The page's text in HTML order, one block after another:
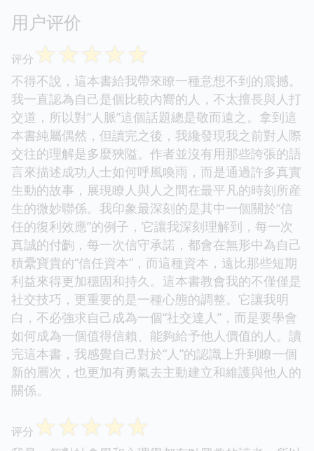
用户评价
评分 ☆☆☆☆☆
不得不說，這本書給我帶來瞭一種意想不到的震撼。
我一直認為自己是個比較內嚮的人，不太擅長與人打
交道，所以對“人脈”這個話題總是敬而遠之。拿到這
本書純屬偶然，但讀完之後，我纔發現我之前對人際
交往的理解是多麼狹隘。作者並沒有用那些誇張的語
言來描述成功人士如何呼風喚雨，而是通過許多真實
生動的故事，展現瞭人與人之間在最平凡的時刻所産
生的微妙聯係。我印象最深刻的是其中一個關於“信
任的復利效應”的例子，它讓我深刻理解到，每一次
真誠的付齣，每一次信守承諾，都會在無形中為自己
積纍寶貴的“信任資本”，而這種資本，遠比那些短期
利益來得更加穩固和持久。這本書教會我的不僅僅是
社交技巧，更重要的是一種心態的調整。它讓我明
白，不必強求自己成為一個“社交達人”，而是要學會
如何成為一個值得信賴、能夠給予他人價值的人。讀
完這本書，我感覺自己對於“人”的認識上升到瞭一個
新的層次，也更加有勇氣去主動建立和維護與他人的
關係。
评分 ☆☆☆☆☆